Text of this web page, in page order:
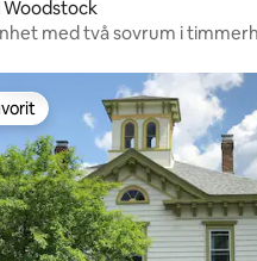
Woodstock
med två sovrum i